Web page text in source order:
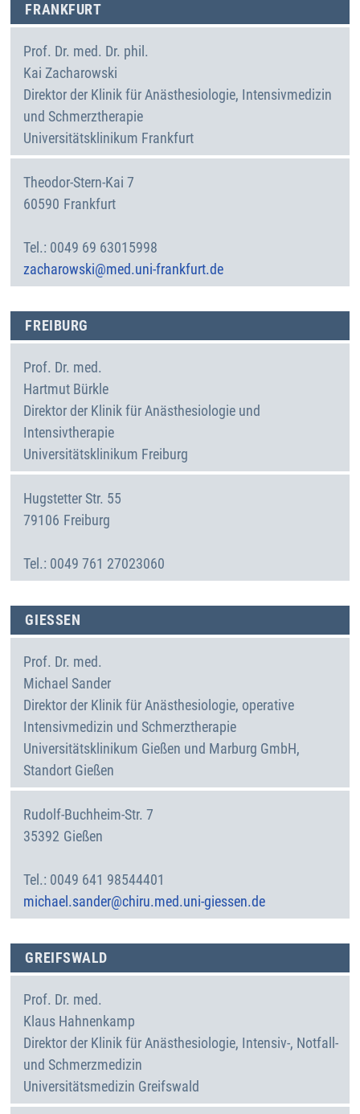
FRANKFURT
Prof. Dr. med. Dr. phil.
Kai Zacharowski
Direktor der Klinik für Anästhesiologie, Intensivmedizin
und Schmerztherapie
Universitätsklinikum Frankfurt
Theodor-Stern-Kai 7
60590 Frankfurt
0049 69 63015998
zacharowski@med.uni-frankfurt.de
FREIBURG
Prof. Dr. med.
Hartmut Bürkle
Direktor der Klinik für Anästhesiologie und
Intensivtherapie
Universitätsklinikum Freiburg
Hugstetter Str. 55
79106 Freiburg
0049 761 27023060
GIESSEN
Prof. Dr. med.
Michael Sander
Direktor der Klinik für Anästhesiologie, operative
Intensivmedizin und Schmerztherapie
Universitätsklinikum Gießen und Marburg GmbH,
Standort Gießen
Rudolf-Buchheim-Str. 7
35392 Gießen
0049 641 98544401
michael.sander@chiru.med.uni-giessen.de
GREIFSWALD
Prof. Dr. med.
Klaus Hahnenkamp
Direktor der Klinik für Anästhesiologie, Intensiv-, Notfall-
und Schmerzmedizin
Universitätsmedizin Greifswald